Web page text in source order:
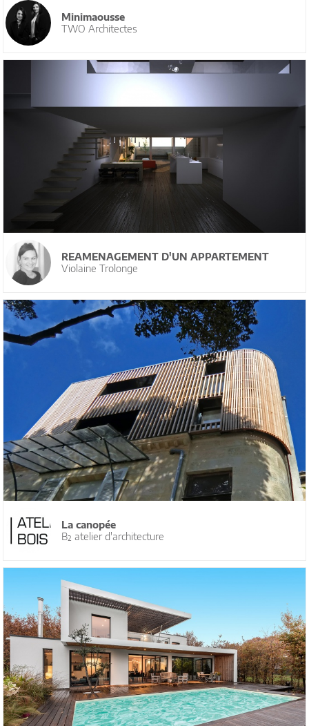
Minimaousse
TWO Architectes
REAMENAGEMENT D'UN APPARTEMENT
Violaine Trolonge
La canopée
B² atelier d'architecture